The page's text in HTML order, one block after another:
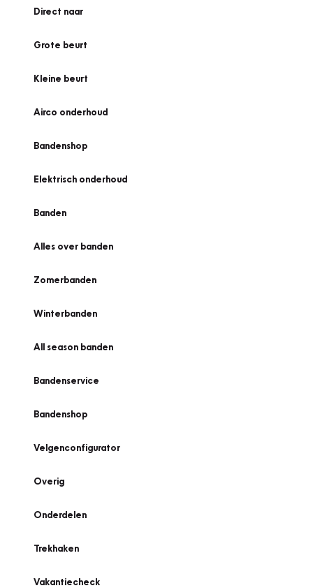
Direct naar
Grote beurt
Kleine beurt
Airco onderhoud
Bandenshop
Elektrisch onderhoud
Banden
Alles over banden
Zomerbanden
Winterbanden
All season banden
Bandenservice
Bandenshop
Velgenconfigurator
Overig
Onderdelen
Trekhaken
Vakantiecheck